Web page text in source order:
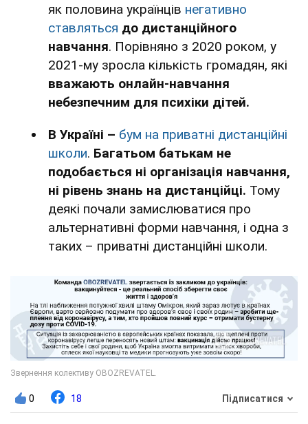
як половина українців негативно
ставляться до дистанційного
навчання. Порівняно з 2020 роком, у
2021-му зросла кількість громадян, які
вважають онлайн-навчання
небезпечним для психіки дітей.
В Україні – бум на приватні дистанційні
школи. Багатьом батькам не
подобається ні організація навчання,
ні рівень знань на дистанційці. Тому
деякі почали замислюватися про
альтернативні форми навчання, і одна з
таких – приватні дистанційні школи.
0 18 Підписатися